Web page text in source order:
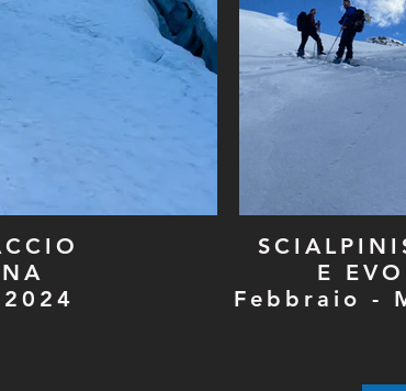
E
Febbraio -